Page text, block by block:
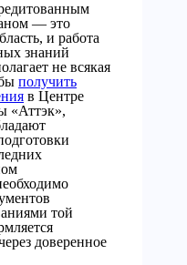
— это
и работа
знаний
не всякая
получить
в Центре
«Аттэк»,
той
доверенное